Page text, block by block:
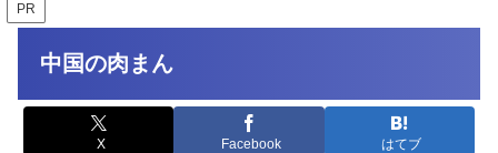
PR
中国の肉まん
X Facebook はてブ